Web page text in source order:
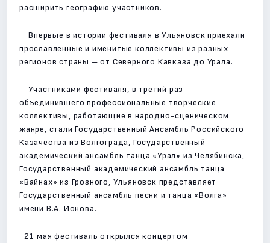
расширить географию участников.
Впервые в истории фестиваля в Ульяновск приехали
прославленные и именитые коллективы из разных
регионов страны – от Северного Кавказа до Урала.
Участниками фестиваля, в третий раз
объединившего профессиональные творческие
коллективы, работающие в народно-сценическом
жанре, стали Государственный Ансамбль Российского
Казачества из Волгограда, Государственный
академический ансамбль танца «Урал» из Челябинска,
Государственный академический ансамбль танца
«Вайнах» из Грозного, Ульяновск представляет
Государственный ансамбль песни и танца «Волга»
имени В.А. Ионова.
21 мая фестиваль открылся концертом